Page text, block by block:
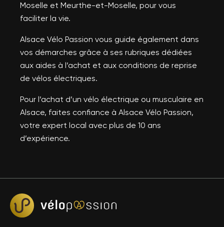
Moselle et Meurthe-et-Moselle, pour vous
faciliter la vie.
Alsace Vélo Passion vous guide également dans
vos démarches grâce à ses rubriques dédiées
aux aides à l’achat et aux conditions de reprise
de vélos électriques.
Pour l’achat d’un vélo électrique ou musculaire en
Alsace, faites confiance à Alsace Vélo Passion,
votre expert local avec plus de 10 ans
d’expérience.